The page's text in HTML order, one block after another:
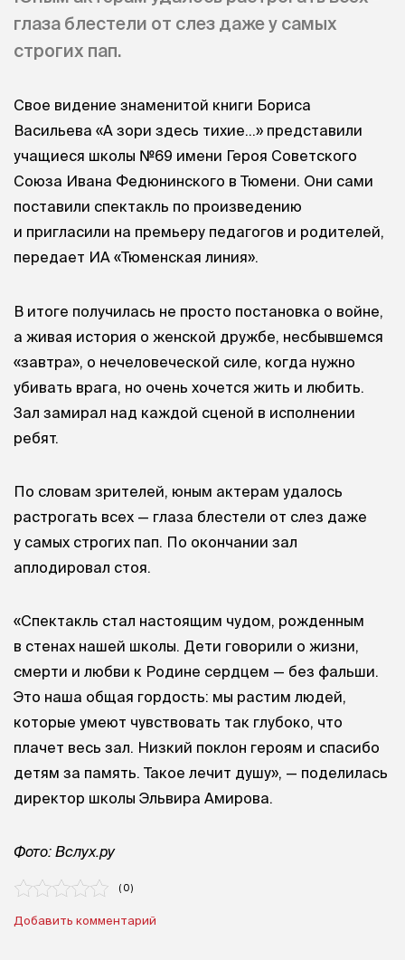
глаза блестели от слез даже у самых
строгих пап.
Свое видение знаменитой книги Бориса
Васильева «А зори здесь тихие…» представили
учащиеся школы №69 имени Героя Советского
Союза Ивана Федюнинского в Тюмени. Они сами
поставили спектакль по произведению
и пригласили на премьеру педагогов и родителей,
передает ИА «Тюменская линия».
В итоге получилась не просто постановка о войне,
а живая история о женской дружбе, несбывшемся
«завтра», о нечеловеческой силе, когда нужно
убивать врага, но очень хочется жить и любить.
Зал замирал над каждой сценой в исполнении
ребят.
По словам зрителей, юным актерам удалось
растрогать всех — глаза блестели от слез даже
у самых строгих пап. По окончании зал
аплодировал стоя.
«Спектакль стал настоящим чудом, рожденным
в стенах нашей школы. Дети говорили о жизни,
смерти и любви к Родине сердцем — без фальши.
Это наша общая гордость: мы растим людей,
которые умеют чувствовать так глубоко, что
плачет весь зал. Низкий поклон героям и спасибо
детям за память. Такое лечит душу», — поделилась
директор школы Эльвира Амирова.
Фото: Вслух.ру
( 0 )
Добавить комментарий